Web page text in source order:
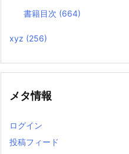
書籍目次 (664)
xyz (256)
メタ情報
ログイン
投稿フィード